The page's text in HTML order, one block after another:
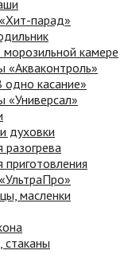
парад»
камере
«Акваконтроль»
одно касание»
«Универсал»
духовки
масленки
стаканы